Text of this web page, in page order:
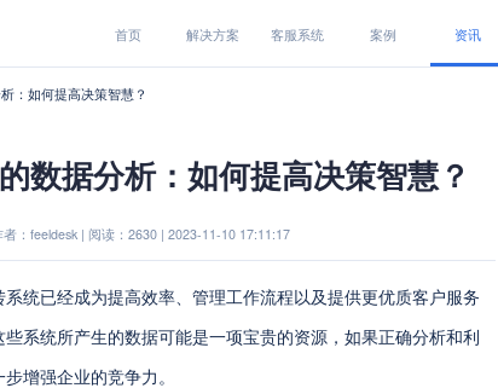
首页 解决方案 客服系统 案例 资讯
：如何提高决策智慧？
数据分析：如何提高决策智慧？
者：feeldesk | 阅读：2630 | 2023-11-10 17:11:17
系统已经成为提高效率、管理工作流程以及提供更优质客户服务
系统所产生的数据可能是一项宝贵的资源，如果正确分析和利
增强企业的竞争力。